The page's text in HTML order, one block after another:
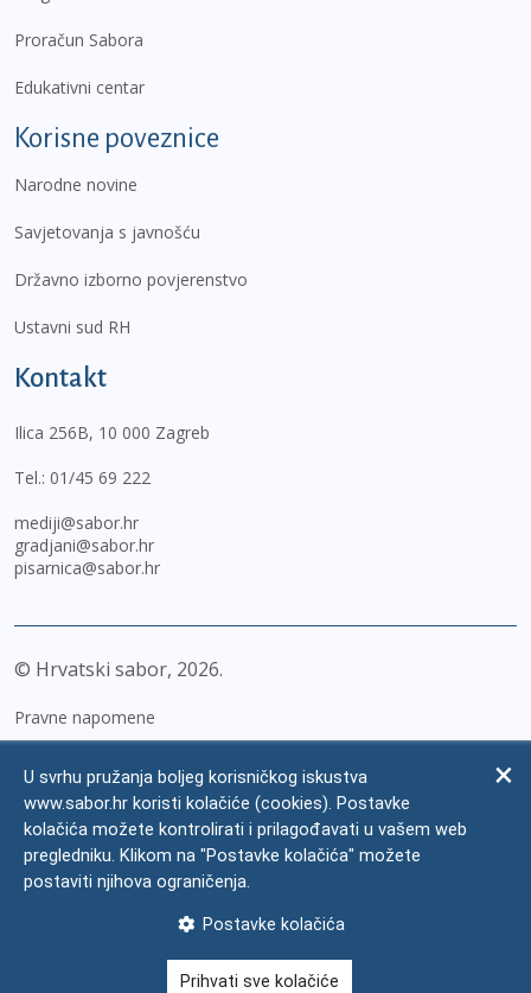
Proračun Sabora
Edukativni centar
Korisne poveznice
Narodne novine
Savjetovanja s javnošću
Državno izborno povjerenstvo
Ustavni sud RH
Kontakt
Ilica 256B, 10 000 Zagreb
Tel.: 01/45 69 222
mediji@sabor.hr
gradjani@sabor.hr
pisarnica@sabor.hr
© Hrvatski sabor, 2026
Pravne napomene
Zaštita osobnih podataka
Impressum
Česta pitanja
U svrhu pružanja boljeg korisničkog iskustva
www.sabor.hr koristi kolačiće (cookies). Postavke
kolačića možete kontrolirati i prilagođavati u vašem web
pregledniku. Klikom na "Postavke kolačića" možete
postaviti njihova ograničenja.
Postavke kolačića
Prihvati sve kolačiće